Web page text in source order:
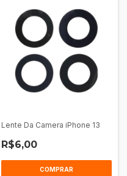
Lente Da Camera iPhone 13
R$6,00
COMPRAR